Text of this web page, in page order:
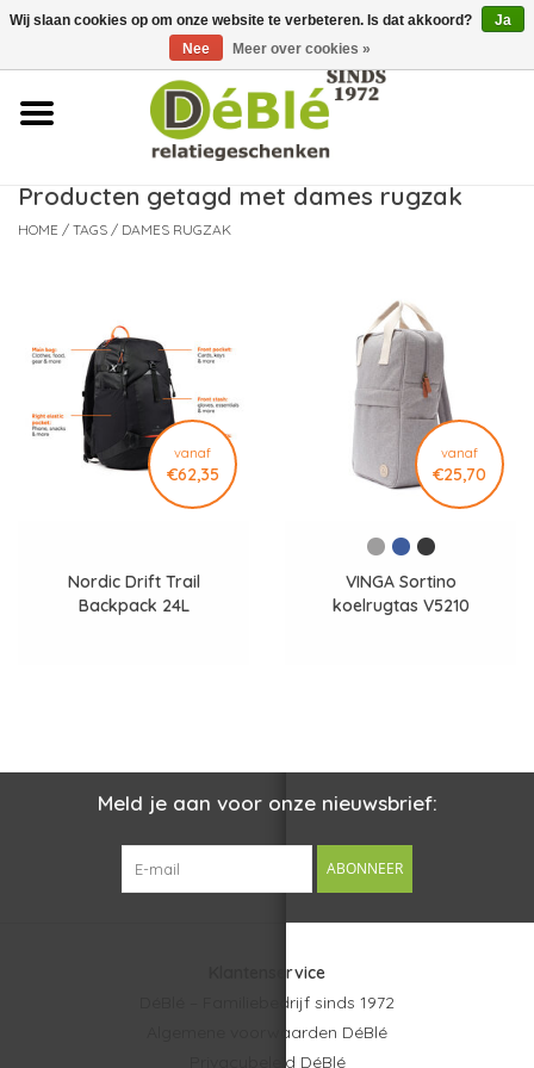
Over ons
Contact
Nieuws
Producten getagd met dames rugzak
HOME / TAGS / DAMES RUGZAK
vanaf
€62,35
Nordic Drift Trail
Backpack 24L
vanaf
€25,70
VINGA Sortino
koelrugtas V5210
Meld je aan voor onze nieuwsbrief:
ABONNEER
Klantenservice
DéBlé – Familiebedrijf sinds 1972
Algemene voorwaarden DéBlé
Privacybeleid DéBlé
Wij slaan cookies op om onze website te verbeteren. Is dat akkoord?
Ja
Nee
Meer over cookies »